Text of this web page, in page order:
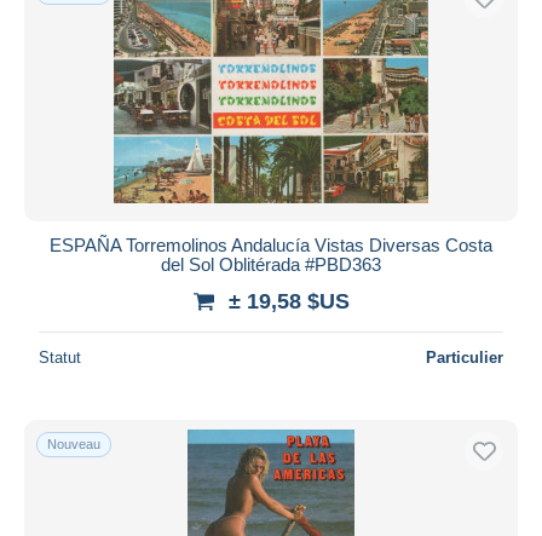
ESPAÑA Torremolinos Andalucía Vistas Diversas Costa
del Sol Oblitérada #PBD363
± 19,58 $US
Statut Particulier
Nouveau